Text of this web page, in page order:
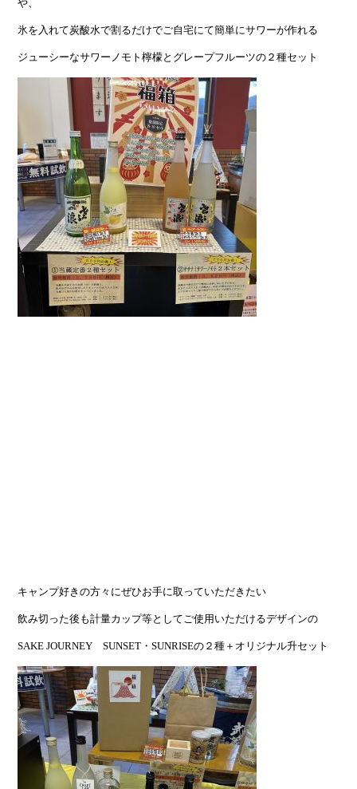
や、
氷を入れて炭酸水で割るだけでご自宅にて簡単にサワーが作れる
ジューシーなサワーノモト檸檬とグレープフルーツの２種セット
キャンプ好きの方々にぜひお手に取っていただきたい
飲み切った後も計量カップ等としてご使用いただけるデザインの
SAKE JOURNEY SUNSET・SUNRISEの２種＋オリジナル升セット